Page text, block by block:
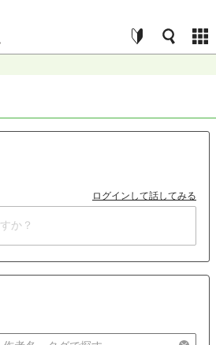
ログインして話してみる